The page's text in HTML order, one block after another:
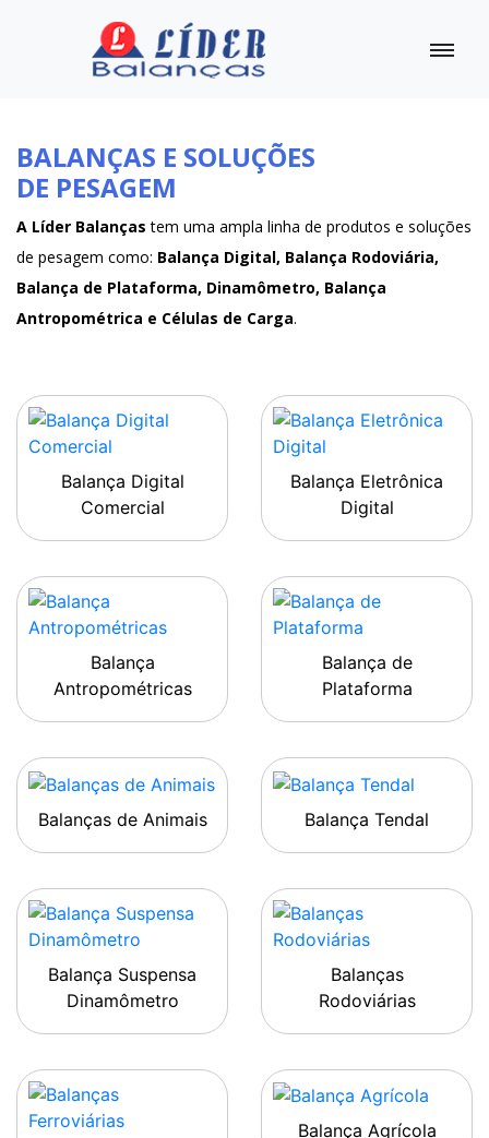
BALANÇAS E SOLUÇÕES
DE PESAGEM
A Líder Balanças tem uma ampla linha de produtos e soluções
de pesagem como: Balança Digital, Balança Rodoviária,
Balança de Plataforma, Dinamômetro, Balança
Antropométrica e Células de Carga.
Balança Digital
Comercial
Balança Eletrônica
Digital
Balança
Antropométricas
Balança de
Plataforma
Balanças de Animais Balança Tendal
Balança Suspensa
Dinamômetro
Balanças
Rodoviárias
Balança Agrícola